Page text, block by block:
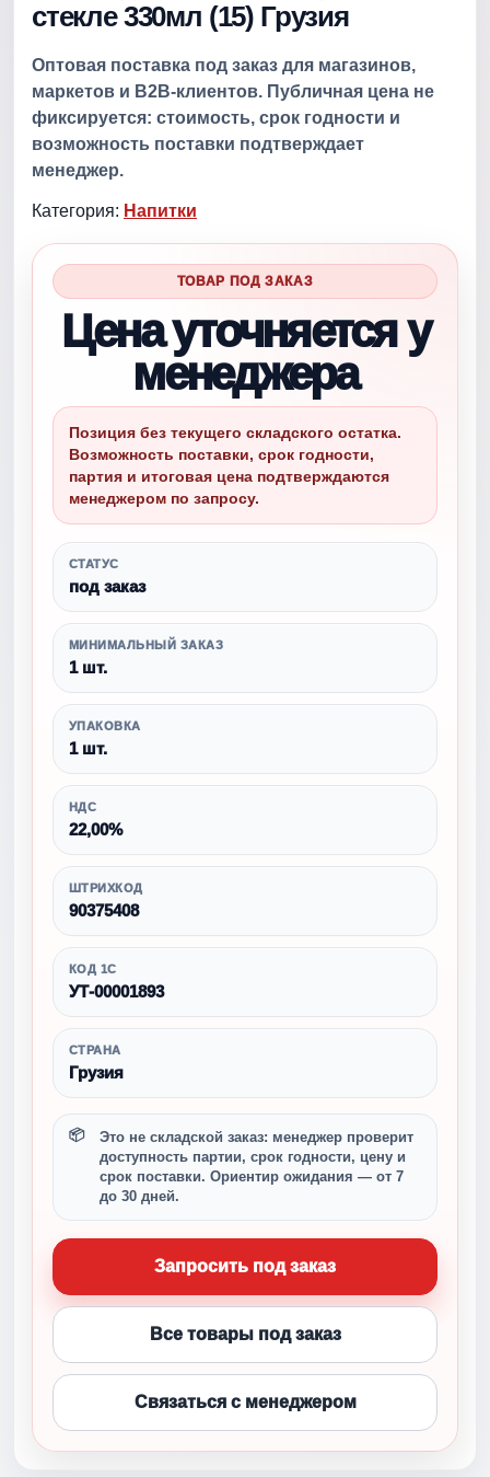
стекле 330мл (15) Грузия
Оптовая поставка под заказ для магазинов,
маркетов и B2B-клиентов. Публичная цена не
фиксируется: стоимость, срок годности и
возможность поставки подтверждает
менеджер.
Категория: Напитки
ТОВАР ПОД ЗАКАЗ
Цена уточняется у
менеджера
Позиция без текущего складского остатка.
Возможность поставки, срок годности,
партия и итоговая цена подтверждаются
менеджером по запросу.
СТАТУС
под заказ
МИНИМАЛЬНЫЙ ЗАКАЗ
1 шт.
УПАКОВКА
1 шт.
НДС
22,00%
ШТРИХКОД
90375408
КОД 1С
УТ-00001893
СТРАНА
Грузия
Это не складской заказ: менеджер проверит
доступность партии, срок годности, цену и
срок поставки. Ориентир ожидания — от 7
до 30 дней.
Запросить под заказ
Все товары под заказ
Связаться с менеджером